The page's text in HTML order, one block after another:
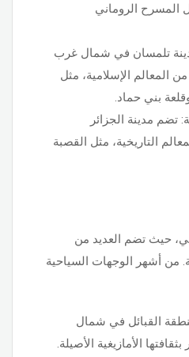
المسرح الروماني
تلمسان في شمال غرب
المعالم الإسلامية، مثل
بني حماد.
تضم مدينة الجزائر
التاريخية، مثل القصبة
حيث تضم العديد من
من أشهر الوجهات السياحية
القبائل في شمال
الأمازيغية الأصيلة.